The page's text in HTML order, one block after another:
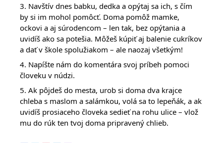
3. Navštív dnes babku, dedka a opýtaj sa ich, s čím
by si im mohol pomôcť. Doma pomôž mamke,
ockovi a aj súrodencom – len tak, bez opýtania a
uvidíš ako sa potešia. Môžeš kúpiť aj balenie cukríkov
a dať v škole spolužiakom – ale naozaj všetkým!
4. Napíšte nám do komentára svoj príbeh pomoci
človeku v núdzi.
5. Ak pôjdeš do mesta, urob si doma dva krajce
chleba s maslom a salámkou, volá sa to lepeňák, a ak
uvidíš prosiaceho človeka sedieť na rohu ulice – vlož
mu do rúk ten tvoj doma pripravený chlieb.